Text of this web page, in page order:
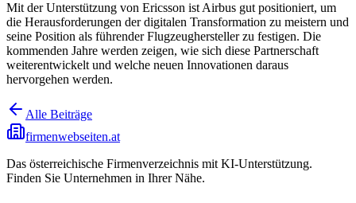
Mit der Unterstützung von Ericsson ist Airbus gut positioniert, um
die Herausforderungen der digitalen Transformation zu meistern und
seine Position als führender Flugzeughersteller zu festigen. Die
kommenden Jahre werden zeigen, wie sich diese Partnerschaft
weiterentwickelt und welche neuen Innovationen daraus
hervorgehen werden.
Alle Beiträge
firmenwebseiten.at
Das österreichische Firmenverzeichnis mit KI-Unterstützung.
Finden Sie Unternehmen in Ihrer Nähe.